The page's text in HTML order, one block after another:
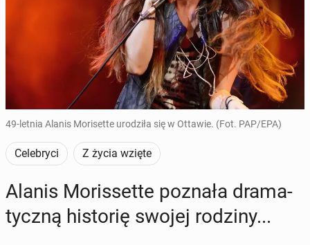
49-letnia Alanis Morisette urodziła się w Ottawie. (Fot. PAP/EPA)
Celebryci Z życia wzięte
Alanis Mo­ris­set­te poznała dra­ma­
tycz­ną hi­sto­rię swojej rodziny...